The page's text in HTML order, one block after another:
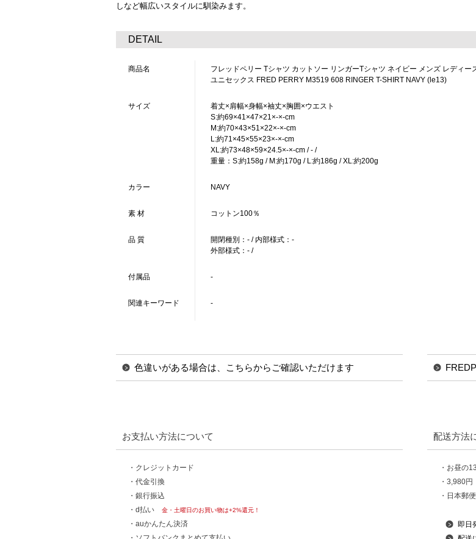
しなど幅広いスタイルに馴染みます。
DETAIL
商品名
フレッドペリー Tシャツ カットソー リンガーTシャツ ネイビー メンズ レディー
ユニセックス FRED PERRY M3519 608 RINGER T-SHIRT NAVY (le13)
サイズ
着丈×肩幅×身幅×袖丈×胸囲×ウエスト
S:約69×41×47×21×-×-cm
M:約70×43×51×22×-×-cm
L:約71×45×55×23×-×-cm
XL:約73×48×59×24.5×-×-cm / - /
重量：S:約158g / M:約170g / L:約186g / XL:約200g
カラー NAVY
素 材 コットン100％
品 質
開閉種別：- / 内部様式：-
外部様式：- /
付属品 -
関連キーワード -
色違いがある場合は、こちらからご確認いただけます
お支払い方法について
・クレジットカード
・代金引換
・銀行振込
・d払い
金・土曜日のお買い物は+2%還元！
・auかんたん決済
配送方法
・お昼の
・3,980
・日本郵
即日